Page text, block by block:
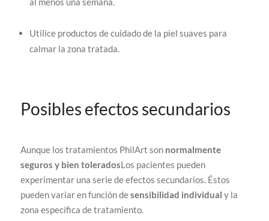
Utilice productos de cuidado de la piel suaves para
calmar la zona tratada.
Posibles efectos secundarios
Aunque los tratamientos PhilArt son normalmente
seguros y bien toleradosLos pacientes pueden
experimentar una serie de efectos secundarios. Éstos
pueden variar en función desensibilidad individual y la
zona específica de tratamiento.